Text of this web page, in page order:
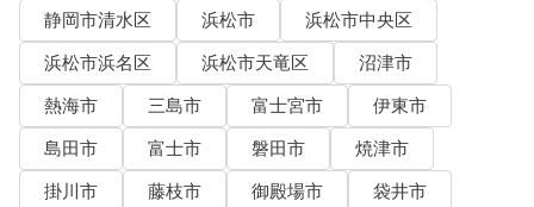
静岡市清水区
浜松市
浜松市中央区
浜松市浜名区
浜松市天竜区
沼津市
熱海市
三島市 富士宮市
伊東市
島田市
富士市 磐田市
焼津市
掛川市
藤枝市 御殿場市
袋井市